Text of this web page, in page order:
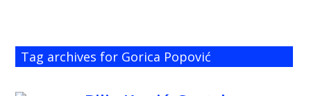
Tag archives for Gorica Popović